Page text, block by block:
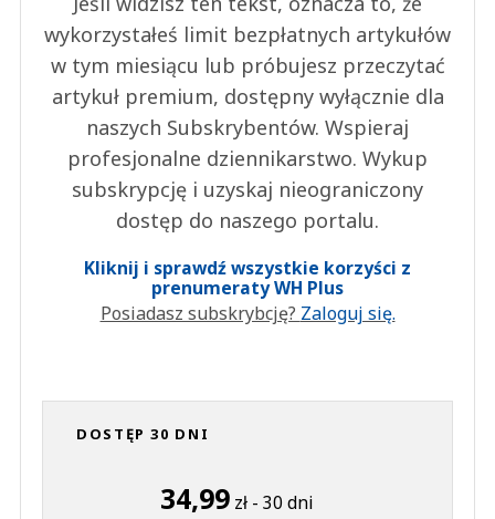
wykorzystałeś limit bezpłatnych artykułów
w tym miesiącu lub próbujesz przeczytać
artykuł premium, dostępny wyłącznie dla
naszych Subskrybentów. Wspieraj
profesjonalne dziennikarstwo. Wykup
subskrypcję i uzyskaj nieograniczony
dostęp do naszego portalu.
Kliknij i sprawdź wszystkie korzyści z
prenumeraty WH Plus
Posiadasz subskrybcję? Zaloguj się.
DOSTĘP 30 DNI
34,99 zł - 30 dni